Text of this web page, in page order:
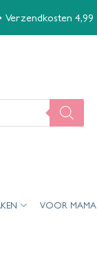
Verzendkosten 4,99
VOOR MAMA